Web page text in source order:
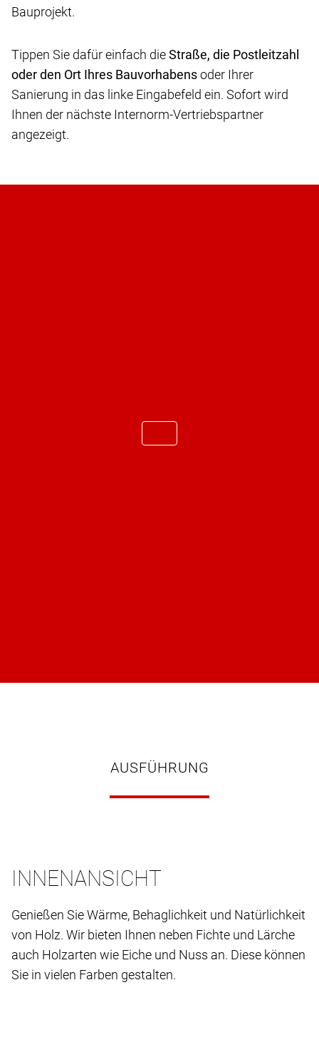
Bauprojekt.
Tippen Sie dafür einfach dieStraße, die Postleitzahl
oder den Ort Ihres Bauvorhabensoder Ihrer
Sanierung in das linke Eingabefeld ein. Sofort wird
Ihnen der nächste Internorm-Vertriebspartner
angezeigt.
AUSFÜHRUNG
INNENANSICHT
Genießen Sie Wärme, Behaglichkeit und Natürlichkeit
von Holz. Wir bieten Ihnen neben Fichte und Lärche
auch Holzarten wie Eiche und Nuss an. Diese können
Sie in vielen Farben gestalten.